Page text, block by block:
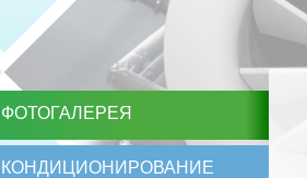
ФОТОГАЛЕРЕЯ
КОНДИЦИОНИРОВАНИЕ